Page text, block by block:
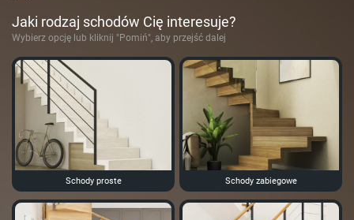
Jaki rodzaj schodów Cię interesuje?
Wybierz opcję lub kliknij "Pomiń", aby przejść dalej
Schody proste Schody zabiegowe